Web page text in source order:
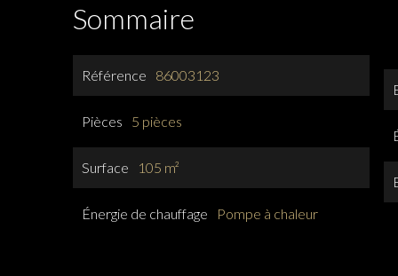
Sommaire
Référence 86003123
Pièces 5 pièces
Surface 105 m²
Énergie de chauffage Pompe à chaleur